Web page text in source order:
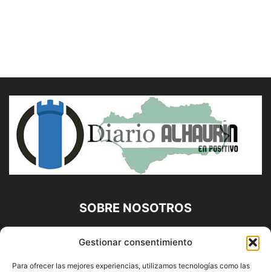
Gestionar consentimiento
Para ofrecer las mejores experiencias, utilizamos tecnologías como las
SOBRE NOSOTROS
Diario Alhaurín (www.alhaurindelatorre.com) Propiedad de
Francisco E. López López | 639 95 71 95 | Noticias de
Alhaurín de la Torre, Málaga y Provincia|